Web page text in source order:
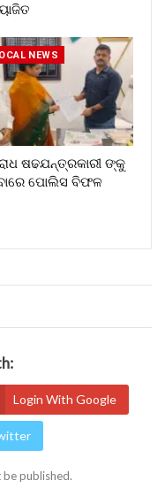
NEWS
ଷଢଯନ୍ତ୍ରକାରୀ ଙ୍କୁ
ପୋଲିସ ବିଫଳ
Login With Google
published.